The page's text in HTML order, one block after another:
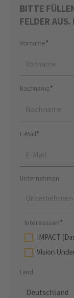
BITTE
FELDER AUS.
Vorname*
Nachname*
E-Mail*
Unternehmen
Interesssen*
IMPACT
Vision
Land
Deutschland